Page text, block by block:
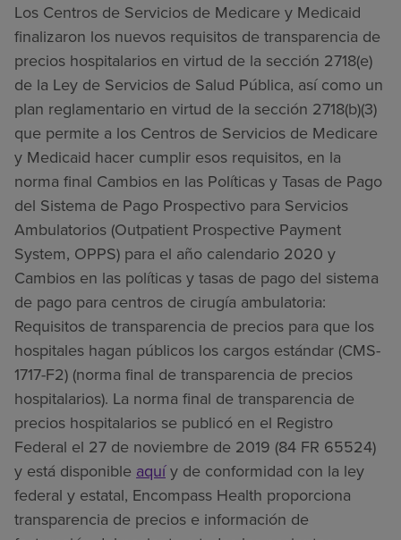
Los Centros de Servicios de Medicare y Medicaid
finalizaron los nuevos requisitos de transparencia de
precios hospitalarios en virtud de la sección 2718(e)
de la Ley de Servicios de Salud Pública, así como un
plan reglamentario en virtud de la sección 2718(b)(3)
que permite a los Centros de Servicios de Medicare
y Medicaid hacer cumplir esos requisitos, en la
norma final Cambios en las Políticas y Tasas de Pago
del Sistema de Pago Prospectivo para Servicios
Ambulatorios (Outpatient Prospective Payment
System, OPPS) para el año calendario 2020 y
Cambios en las políticas y tasas de pago del sistema
de pago para centros de cirugía ambulatoria:
Requisitos de transparencia de precios para que los
hospitales hagan públicos los cargos estándar (CMS-
1717-F2) (norma final de transparencia de precios
hospitalarios). La norma final de transparencia de
precios hospitalarios se publicó en el Registro
Federal el 27 de noviembre de 2019 (84 FR 65524)
y está disponible aquíy de conformidad con la ley
federal y estatal, Encompass Health proporciona
transparencia de precios e información de